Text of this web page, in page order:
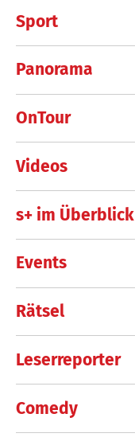
Sport
Panorama
OnTour
Videos
s+ im Überblick
Events
Rätsel
Leserreporter
Comedy